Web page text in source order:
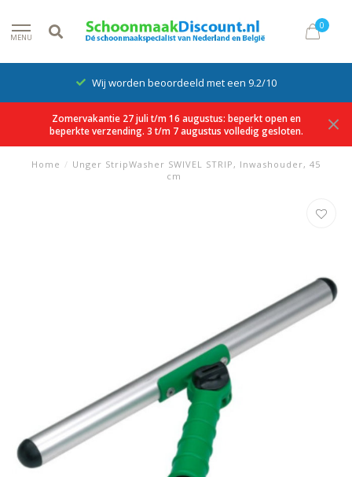
MENU
0
Wij worden beoordeeld met een 9.2/10
Zomervakantie 27 juli t/m 16 augustus: beperkt open en
beperkte verzending. 3 t/m 7 augustus volledig gesloten.
Home / Unger StripWasher SWIVEL STRIP, Inwashouder, 45
cm